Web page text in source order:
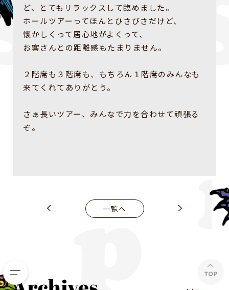
ど、とてもリラックスして臨めました。
ホールツアーってほんとひさびさだけど、
懐かしくって居心地がよくって、
お客さんとの距離感もたまりません。
２階席も３階席も、もちろん１階席のみんなも
来てくれてありがとう。
さぁ長いツアー、みんなで力を合わせて頑張る
ぞ。
一覧へ